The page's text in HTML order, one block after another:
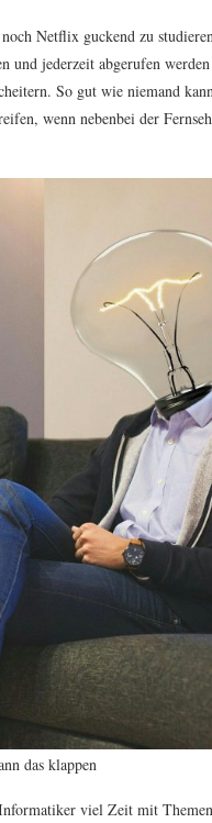
Netflix guckend zu
jederzeit abgerufen
So gut wie niemand
wenn nebenbei der
das klappen
viel Zeit mit